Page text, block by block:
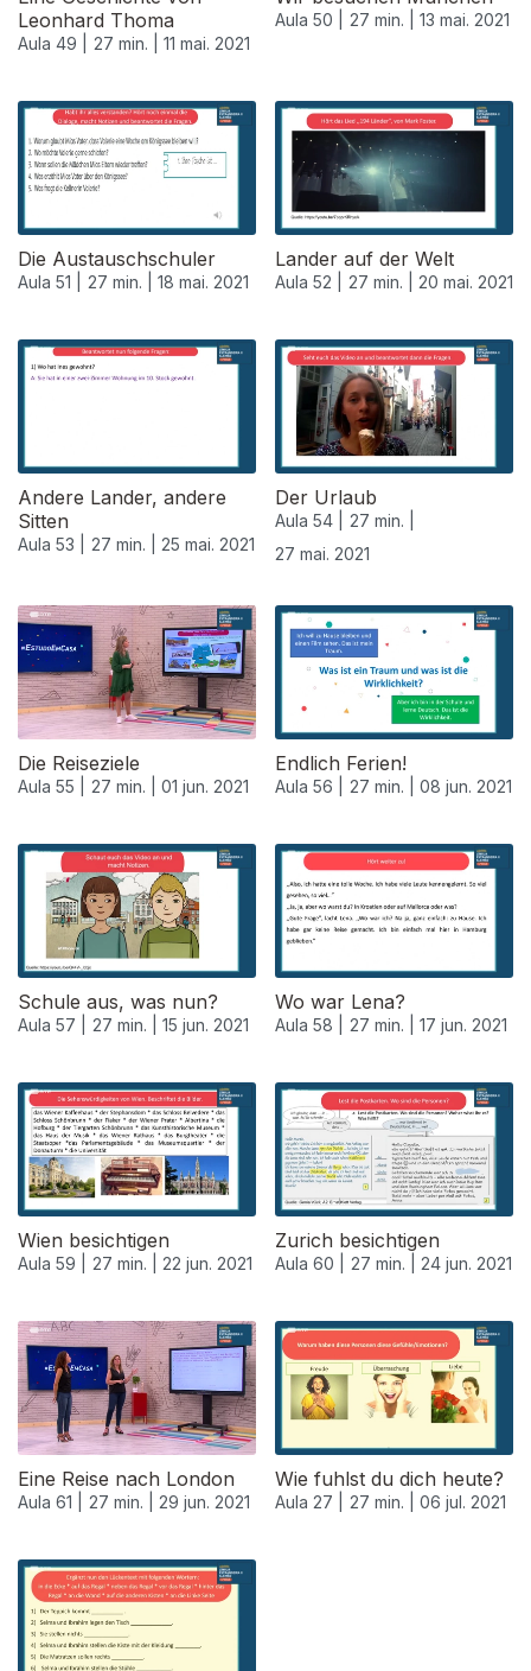
Leonhard Thoma
Aula 49 | 27 min. | 11 mai. 2021
Aula 50 | 27 min. | 13 mai. 2021
Die Austauschschuler
Aula 51 | 27 min. | 18 mai. 2021
Lander auf der Welt
Aula 52 | 27 min. | 20 mai. 2021
Andere Lander, andere
Sitten
Aula 53 | 27 min. | 25 mai. 2021
Der Urlaub
Aula 54 |
27 min. |
27 mai. 2021
Die Reiseziele
Aula 55 | 27 min. | 01 jun. 2021
Endlich Ferien!
Aula 56 | 27 min. | 08 jun. 2021
Schule aus, was nun?
Aula 57 | 27 min. | 15 jun. 2021
Wo war Lena?
Aula 58 | 27 min. | 17 jun. 2021
Wien besichtigen
Aula 59 | 27 min. | 22 jun. 2021
Zurich besichtigen
Aula 60 | 27 min. | 24 jun. 2021
553324
Eine Reise nach London
Aula 61 | 27 min. | 29 jun. 2021
Wie fuhlst du dich heute?
Aula 27 | 27 min. | 06 jul. 2021
556346